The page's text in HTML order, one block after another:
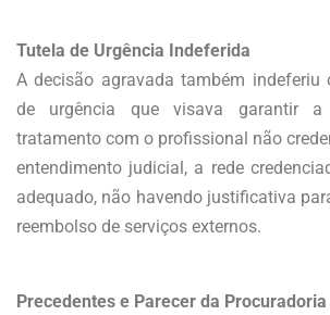
Tutela de Urgência Indeferida
A decisão agravada também indeferiu
de urgência que visava garantir a
tratamento com o profissional não
entendimento judicial, a rede
adequado, não havendo justificativa
reembolso de serviços externos.
Precedentes e Parecer da Procuradoria